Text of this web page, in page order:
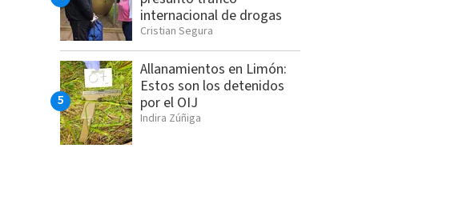
internacional de drogas
Cristian Segura
Allanamientos en Limón:
Estos son los detenidos
por el OIJ
Indira Zúñiga